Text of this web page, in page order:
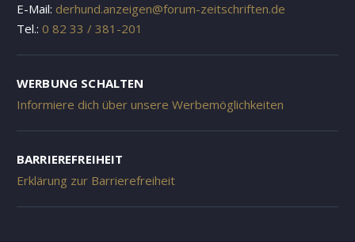
E-Mail: derhund.anzeigen@forum-zeitschriften.de
Tel.: 0 82 33 / 381-201
WERBUNG SCHALTEN
Informiere dich über unsere Werbemöglichkeiten
BARRIEREFREIHEIT
Erklärung zur Barrierefreiheit